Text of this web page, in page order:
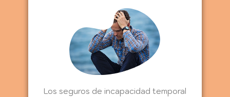
Los seguros de incapacidad temporal